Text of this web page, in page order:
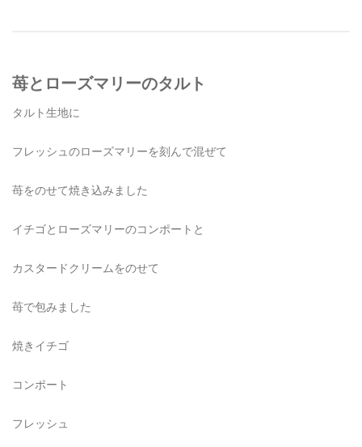
苺とローズマリーのタルト
タルト生地に
フレッシュのローズマリーを刻んで混ぜて
苺をのせて焼き込みました
イチゴとローズマリーのコンポートと
カスタードクリームをのせて
苺で包みました
焼きイチゴ
コンポート
フレッシュ